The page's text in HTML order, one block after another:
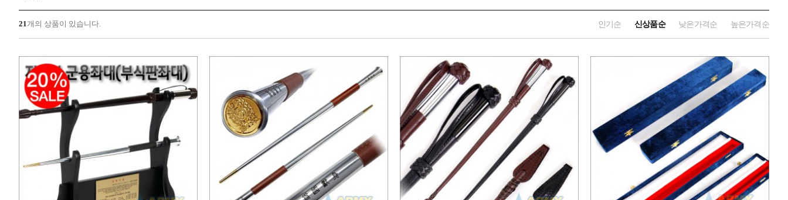
21개의 상품이 있습니다. 인기순 신상품순 낮은가격순 높은가격순